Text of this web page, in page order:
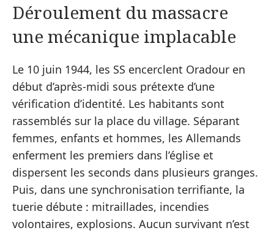
Déroulement du massacre
une mécanique implacable
Le 10 juin 1944, les SS encerclent Oradour en
début d’après-midi sous prétexte d’une
vérification d’identité. Les habitants sont
rassemblés sur la place du village. Séparant
femmes, enfants et hommes, les Allemands
enferment les premiers dans l’église et
dispersent les seconds dans plusieurs granges.
Puis, dans une synchronisation terrifiante, la
tuerie débute : mitraillades, incendies
volontaires, explosions. Aucun survivant n’est